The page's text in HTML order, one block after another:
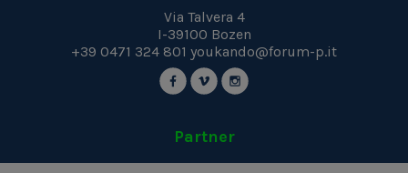
Via Talvera 4
I-39100 Bozen
+39 0471 324 801 youkando@forum-p.it
Partner